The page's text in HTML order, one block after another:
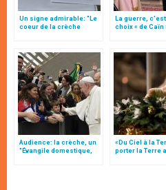
Un signe admirable: "Le
coeur de la crèche
La guerre,
choix « de Caïn
Audience: la crèche, un
"Évangile domestique,
«Du Ciel à la
porter la Terre